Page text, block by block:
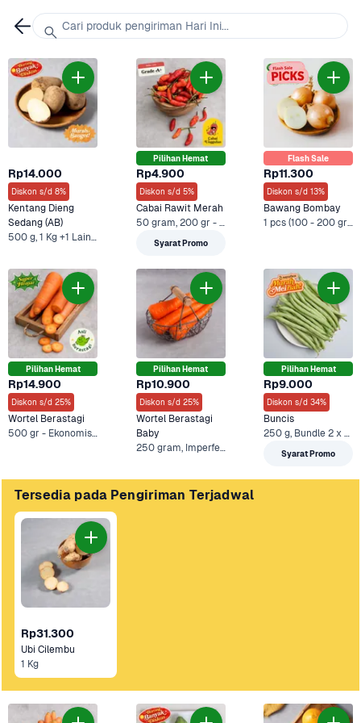
Rp14.000
Diskon s/d 8%
Kentang Dieng
Sedang (AB)
500 g, 1 Kg +1 Lainnya
Pilihan Hemat
Rp4.900
Diskon s/d 5%
Cabai Rawit Merah
50 gram, 200 gr - Ekonomis +1 Lainnya
Syarat Promo
Flash Sale
Rp11.300
Diskon s/d 13%
Bawang Bombay
1 pcs (100 - 200 gram), 500 g +3 Lainnya
Pilihan Hemat
Rp14.900
Diskon s/d 25%
Wortel Berastagi
500 gr - Ekonomis, 500 g +1 Lainnya
Pilihan Hemat
Rp10.900
Diskon s/d 25%
Wortel Berastagi
Baby
250 gram, Imperfect - 500 g +2 Lainnya
Pilihan Hemat
Rp9.000
Diskon s/d 34%
Buncis
250 g, Bundle 2 x 250 gr +2 Lainnya
Syarat Promo
Tersedia pada Pengiriman Terjadwal
Rp31.300
Ubi Cilembu
1 Kg
Cari produk pengiriman Hari Ini...